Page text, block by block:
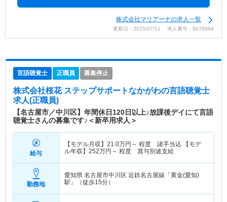
株式会社マリアーナの求人一覧
更新日：2025/07/11 求人番号：9078964
言語聴覚士 正職員 募集停止
株式会社桜花 ステップサポートなかがわの言語聴覚士
求人(正職員)
【名古屋市／中川区】年間休日120日以上♪放課後デイにて言語
聴覚士さんの募集です♪＜新卒用求人＞
給与
【モデル月収】 21.0万円～ 程度 諸手当込 【モデ
ル年収】 252万円～ 程度 賞与別途支給
勤務地
愛知県 名古屋市中川区 近鉄名古屋線「黄金(愛知)
駅」（徒歩15分）